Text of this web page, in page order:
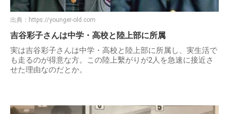
出典： https://younger-old.com
吉谷彩子さんは中学・高校と陸上部に所属
実は吉谷彩子さんは中学・高校と陸上部に所属し、実生活で
も走るのが得意な方。この陸上繫がりが2人を急速に接近さ
せた理由なのだとか。